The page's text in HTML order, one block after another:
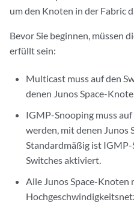
um den Knoten in der Fabric
Bevor Sie beginnen, müssen
erfüllt sein:
Multicast muss auf den
denen Junos Space-
IGMP-Snooping muss
werden, mit denen Junos
Standardmäßig ist
Switches aktiviert.
Alle Junos Space-Knoten